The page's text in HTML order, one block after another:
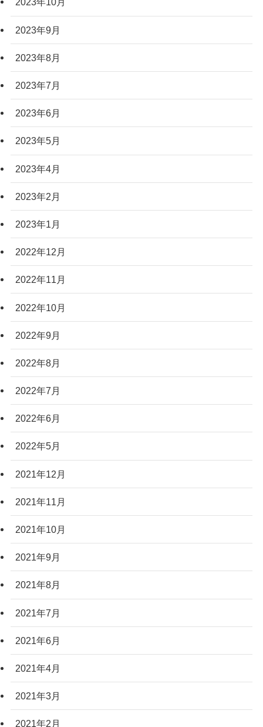
2023年9月
2023年8月
2023年7月
2023年6月
2023年5月
2023年4月
2023年2月
2023年1月
2022年12月
2022年11月
2022年10月
2022年9月
2022年8月
2022年7月
2022年6月
2022年5月
2021年12月
2021年11月
2021年10月
2021年9月
2021年8月
2021年7月
2021年6月
2021年4月
2021年3月
2021年2月